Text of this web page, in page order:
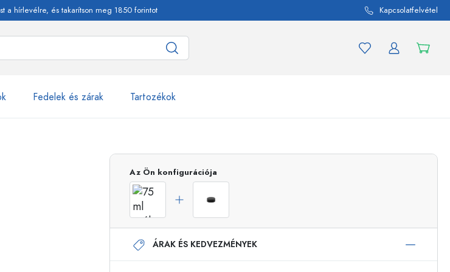
a hírlevélre, és takarítson meg 1850 forintot Kapcsolatfelvétel
Fedelek és zárak Tartozékok
Airless adagolók
Roll-on palackok
A befőttes üvegekhez
Az Ön konfigurációja
ÁRAK ÉS KEDVEZMÉNYEK